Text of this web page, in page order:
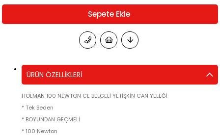
ÜRÜN ÖZELLIKLERI
HOLMAN 100 NEWTON CE BELGELİ YETİŞKİN CAN YELEĞİ
* Tek Beden
* BOYUNDAN GEÇMELİ
* 100 Newton